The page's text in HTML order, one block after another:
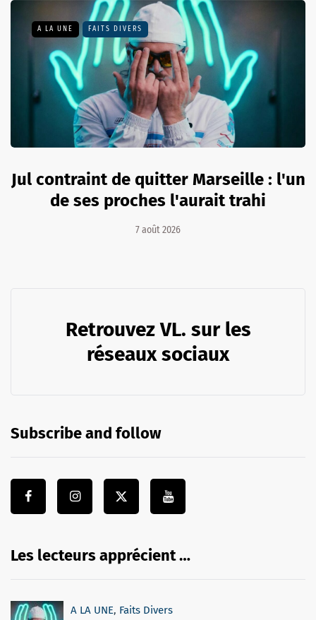
A LA UNE FAITS DIVERS
Jul contraint de quitter Marseille : l'un
de ses proches l'aurait trahi
7 août 2026
Retrouvez VL. sur les
réseaux sociaux
Subscribe and follow
Les lecteurs apprécient …
A LA UNE, Faits Divers